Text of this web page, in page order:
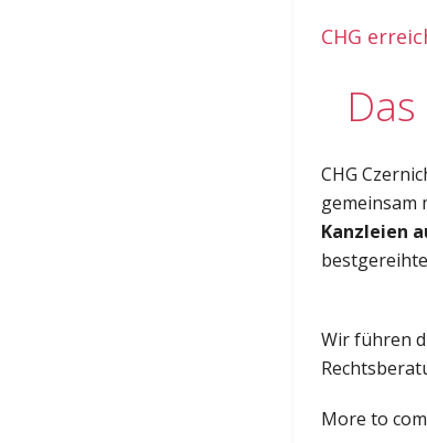
CHG
Das
CHG
gemeinsam
Kanzleien
Wir führen
More to